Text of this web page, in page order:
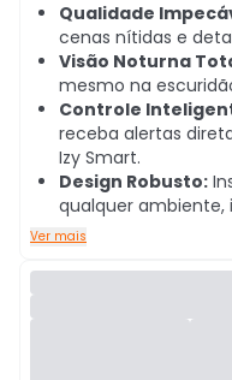
Qualidade
cenas nítidas e
Visão Noturna
mesmo na
Controle
receba alertas
Izy Smart.
Design Robusto:
qualquer ambiente,
Ver mais